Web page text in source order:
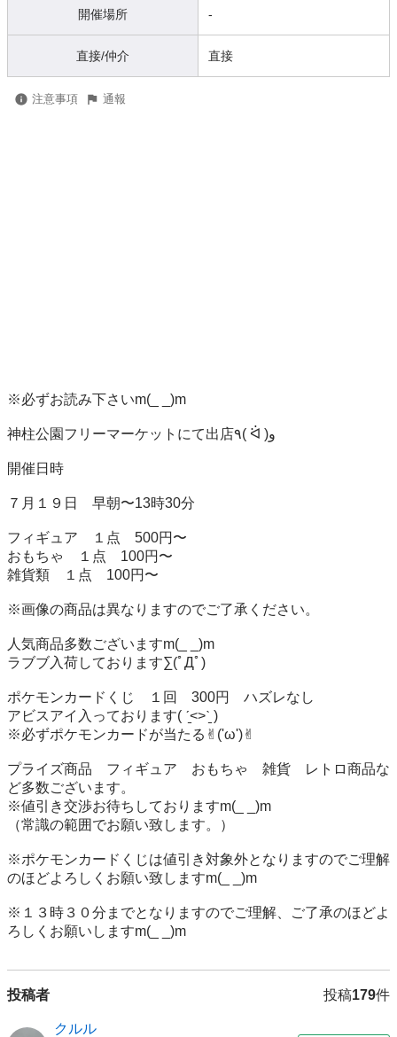
開催場所 -
直接/仲介 直接
注意事項 通報
※必ずお読み下さいm(_ _)m
神柱公園フリーマーケットにて出店٩( ᐛ )و
開催日時
７月１９日　早朝〜13時30分
フィギュア　１点　500円〜
おもちゃ　１点　100円〜
雑貨類　１点　100円〜
※画像の商品は異なりますのでご了承ください。
人気商品多数ございますm(_ _)m
ラブブ入荷しております∑(ﾟДﾟ)
ポケモンカードくじ　１回　300円　ハズレなし
アビスアイ入っております( ˊ̱˂˃ˋ̱ )
※必ずポケモンカードが当たる✌︎('ω')✌︎
プライズ商品　フィギュア　おもちゃ　雑貨　レトロ商品な
ど多数ございます。
※値引き交渉お待ちしておりますm(_ _)m
（常識の範囲でお願い致します。）
※ポケモンカードくじは値引き対象外となりますのでご理解
のほどよろしくお願い致しますm(_ _)m
※１３時３０分までとなりますのでご理解、ご了承のほどよ
ろしくお願いしますm(_ _)m
投稿者 投稿179件
クルル